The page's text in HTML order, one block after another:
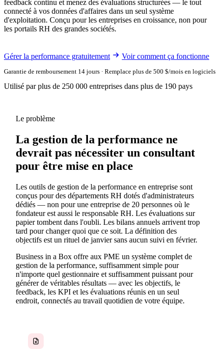
feedback continu et menez des évaluations structurées — le tout
connecté à vos données d'affaires dans un seul système
d'exploitation. Conçu pour les entreprises en croissance, non pour
les portails RH des grandes sociétés.
Gérer la performance gratuitement Voir comment ça fonctionne
Garantie de remboursement 14 jours · Remplace plus de 500 $/mois en logiciels
Utilisé par plus de 250 000 entreprises dans plus de 190 pays
Le problème
La gestion de la performance ne
devrait pas nécessiter un consultant
pour être mise en place
Les outils de gestion de la performance en entreprise sont
conçus pour des départements RH dotés d'administrateurs
dédiés — non pour une entreprise de 20 personnes où le
fondateur est aussi le responsable RH. Les évaluations sur
papier tombent dans l'oubli. Les bilans annuels arrivent trop
tard pour changer quoi que ce soit. La définition des
objectifs est un rituel de janvier sans aucun suivi en février.
Business in a Box offre aux PME un système complet de
gestion de la performance, suffisamment simple pour
n'importe quel gestionnaire et suffisamment puissant pour
générer de véritables résultats — avec les objectifs, le
feedback, les KPI et les évaluations réunis en un seul
endroit, connectés au travail quotidien de votre équipe.